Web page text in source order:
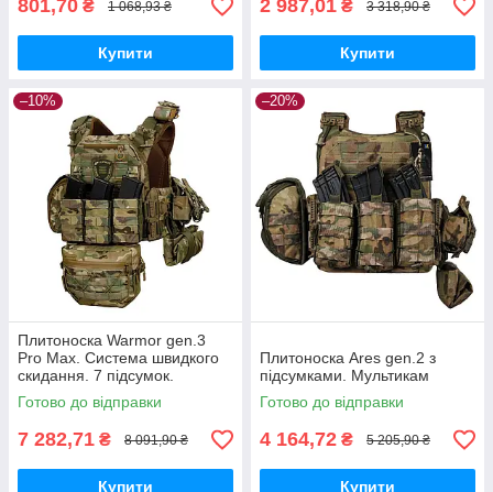
801,70 ₴ 1 068,93 ₴
Купити
2 987,01 ₴ 3 318,90 ₴
Купити
–10%
Плитоноска Warmor gen.3
Pro Max. Система швидкого
скидання. 7 підсумок.
Мультикам
Готово до відправки
7 282,71 ₴ 8 091,90 ₴
Купити
–20%
Плитоноска Ares gen.2 з
підсумками. Мультикам
Готово до відправки
4 164,72 ₴ 5 205,90 ₴
Купити